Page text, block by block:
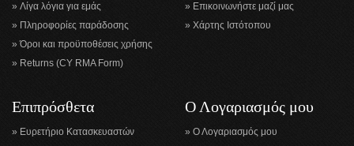
Λίγα λόγια για εμάς
Πληροφορίες παράδοσης
Όροι και προϋποθέσεις χρήσης
Returns (CY RMA Form)
Επικοινωνήστε μαζί μας
Χάρτης Ιστότοπου
Επιπρόσθετα
Ευρετήριο Κατασκευαστών
Ο Λογαριασμός μου
Ο Λογαριασμός μου